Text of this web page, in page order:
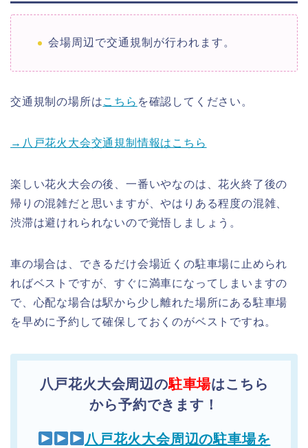
会場周辺で交通規制が行われます。
交通規制の場所はこちら を確認してください。
→八戸花火大会交通規制情報はこちら
楽しい花火大会の後、一番いやなのは、花火終了後の
帰りの混雑だと思いますが、やはりある程度の混雑、
渋滞は避けれられないので覚悟しましょう。
車の場合は、できるだけ会場近くの駐車場に止められ
ればベストですが、すぐに満車になってしまいますの
で、心配な場合は駅から少し離れた場所にある駐車場
を早めに予約して確保しておくのがベストですね。
八戸花火大会周辺の駐車場はこちら
から予約できます！
八戸花火大会周辺の駐車場を